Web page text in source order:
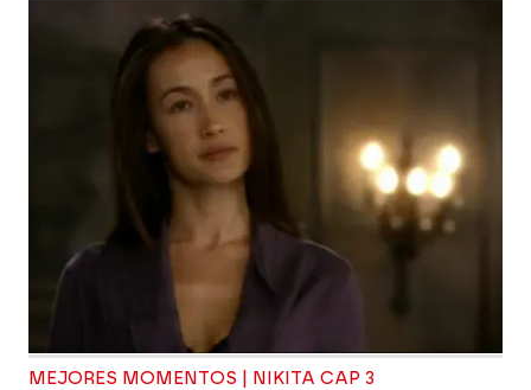
MEJORES MOMENTOS | NIKITA CAP 3